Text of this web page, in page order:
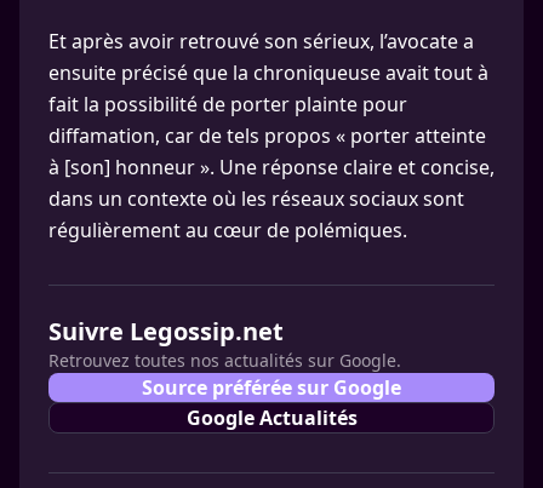
Et après avoir retrouvé son sérieux, l’avocate a
ensuite précisé que la chroniqueuse avait tout à
fait la possibilité de porter plainte pour
diffamation, car de tels propos « porter atteinte
à [son] honneur ». Une réponse claire et concise,
dans un contexte où les réseaux sociaux sont
régulièrement au cœur de polémiques.
Suivre Legossip.net
Retrouvez toutes nos actualités sur Google.
Source préférée sur Google
Google Actualités